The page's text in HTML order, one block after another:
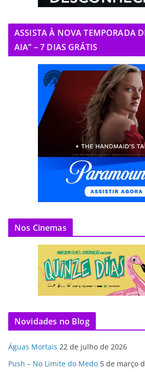
ASSISTA À NOVA TEMPORADA
AIA” – 7 DIAS GRÁTIS
Nos Cinemas
Novidades no Blog
Águas Mortais 22 de julho de 2026
Push – No Limite do Medo 5 de março